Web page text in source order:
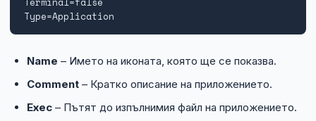
Type=Application
Name – Името на иконата, която ще се показва.
Comment – Кратко описание на приложението.
Exec – Пътят до изпълнимия файл на приложението.